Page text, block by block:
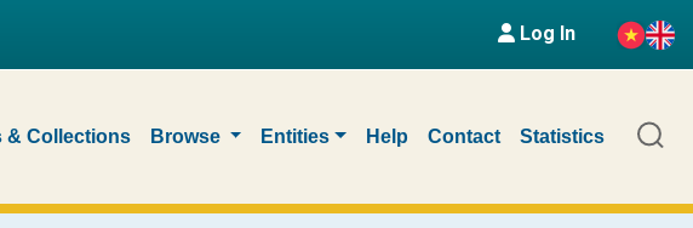
Log In
& Collections Browse Entities Help Contact Statistics